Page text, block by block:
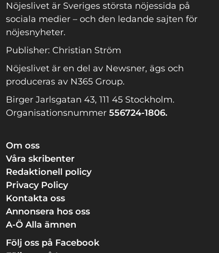
Nöjeslivet är Sveriges största nöjessida på
sociala medier – och den ledande sajten för
nöjesnyheter.
Publisher: Christian Ström
Nöjeslivet är en del av Newsner, ägs och
produceras av N365 Group.
Birger Jarlsgatan 43, 111 45 Stockholm.
Organisationsnummer 556724-1806.
Om oss
Våra skribenter
Redaktionell policy
Privacy Policy
Kontakta oss
Annonsera hos oss
A-Ö Alla ämnen
Följ oss på Facebook